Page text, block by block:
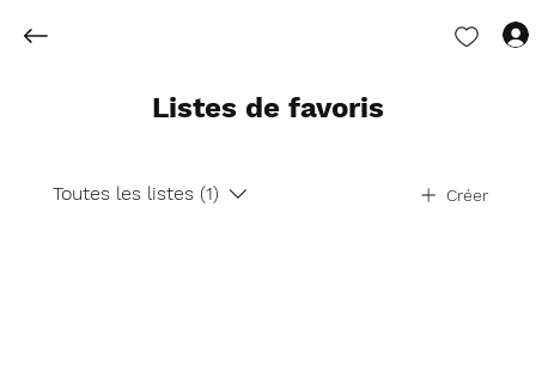
Toutes les listes (1) Créer
Listes de favoris